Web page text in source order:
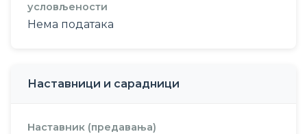
условљености
Нема података
Наставници и сарадници
Наставник (предавања)